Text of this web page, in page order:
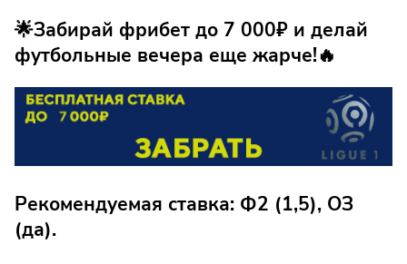
🌟Забирай фрибет до 7 000₽ и делай
футбольные вечера еще жарче!🔥
Рекомендуемая ставка: Ф2 (1,5), ОЗ
(да).